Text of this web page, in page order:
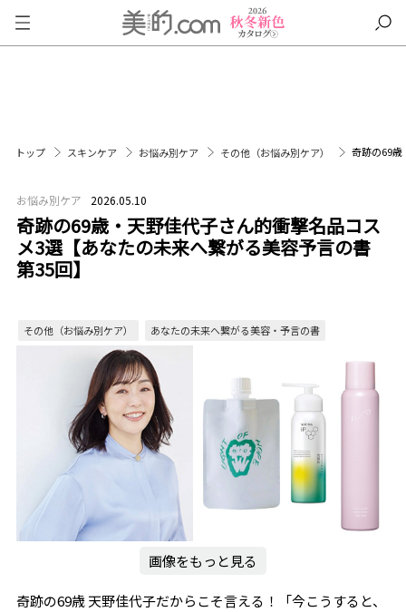
トップ スキンケア お悩み別ケア その他（お悩み別ケア） 奇跡の69歳
お悩み別ケア 2026.05.10
奇跡の69歳・天野佳代子さん的衝撃名品コス
メ3選【あなたの未来へ繋がる美容予言の書
第35回】
その他（お悩み別ケア） あなたの未来へ繋がる美容・予言の書
画像をもっと見る
奇跡の69歳 天野佳代子だからこそ言える！「今こうすると、